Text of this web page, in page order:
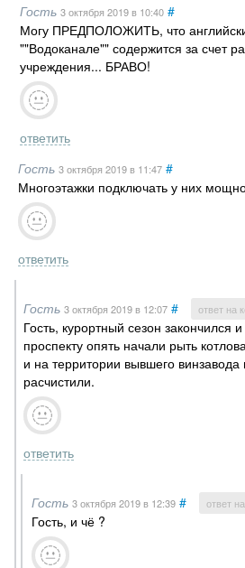
Гость 3 октября 2019в 10:40 #
Могу ПРЕДПОЛОЖИТЬ, что
""Водоканале"" содержится за счет
учреждения... БРАВО!
ответить
Гость 3 октября 2019в 11:47 #
Многоэтажки подключать у них
ответить
Гость 3 октября 2019в 12:07 # ответ на
Гость, курортный сезон закончился
проспекту опять начали рыть
и на территории вывшего
расчистили.
ответить
Гость 3 октября 2019в 12:39 # ответ
Гость, и чё ?